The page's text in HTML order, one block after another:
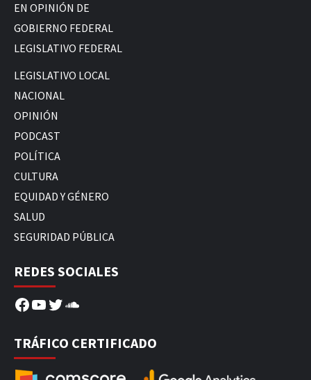
EN OPINIÓN DE
GOBIERNO FEDERAL
LEGISLATIVO FEDERAL
LEGISLATIVO LOCAL
NACIONAL
OPINIÓN
PODCAST
POLÍTICA
CULTURA
EQUIDAD Y GÉNERO
SALUD
SEGURIDAD PÚBLICA
REDES SOCIALES
Facebook
YouTube
Twitter
SoundCloud
TRÁFICO CERTIFICADO